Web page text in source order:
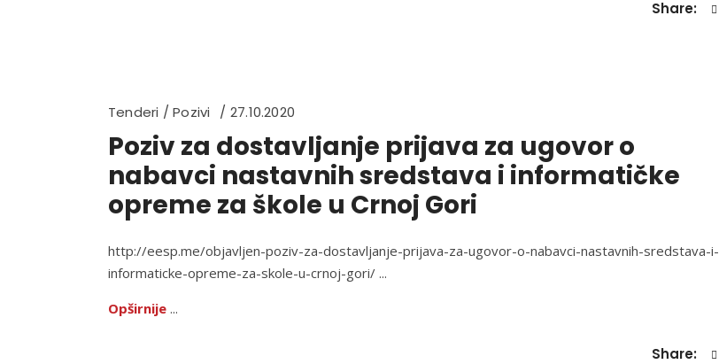
Share:
Tenderi / Pozivi 27.10.2020
Poziv za dostavljanje prijava za ugovor o
nabavci nastavnih sredstava i informatičke
opreme za škole u Crnoj Gori
http://eesp.me/objavljen-poziv-za-dostavljanje-prijava-za-ugovor-o-nabavci-nastavnih-sredstava-i-
informaticke-opreme-za-skole-u-crnoj-gori/
Opširnije
Share: